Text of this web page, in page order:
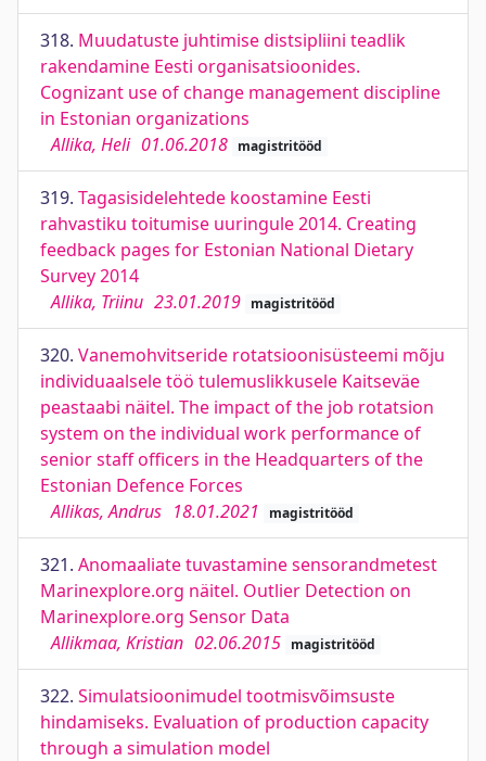
318. Muudatuste juhtimise distsipliini teadlik
rakendamine Eesti organisatsioonides.
Cognizant use of change management discipline
in Estonian organizations
Allika, Heli 01.06.2018 magistritööd
319. Tagasisidelehtede koostamine Eesti
rahvastiku toitumise uuringule 2014. Creating
feedback pages for Estonian National Dietary
Survey 2014
Allika, Triinu 23.01.2019 magistritööd
320. Vanemohvitseride rotatsioonisüsteemi mõju
individuaalsele töö tulemuslikkusele Kaitseväe
peastaabi näitel. The impact of the job rotatsion
system on the individual work performance of
senior staff officers in the Headquarters of the
Estonian Defence Forces
Allikas, Andrus 18.01.2021 magistritööd
321. Anomaaliate tuvastamine sensorandmetest
Marinexplore.org näitel. Outlier Detection on
Marinexplore.org Sensor Data
Allikmaa, Kristian 02.06.2015 magistritööd
322. Simulatsioonimudel tootmisvõimsuste
hindamiseks. Evaluation of production capacity
through a simulation model